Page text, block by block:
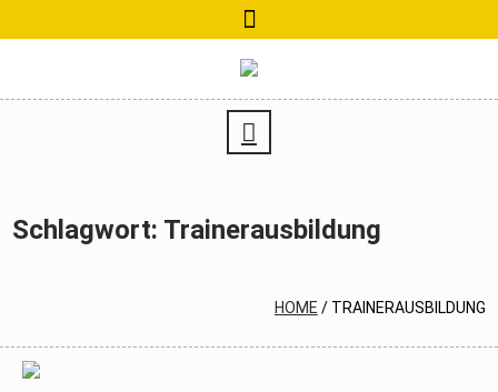
Schlagwort: Trainerausbildung
HOME / TRAINERAUSBILDUNG